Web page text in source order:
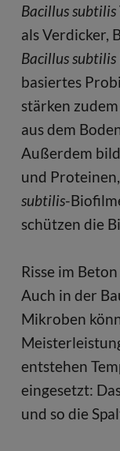
Bacillus subtilis
als Verdicker,
Bacillus subtilis
basiertes
stärken
aus dem
Außerdem
und
subtilis-
schützen die
Risse im
Auch in der
Mikroben
entstehen
eingesetzt:
und so die